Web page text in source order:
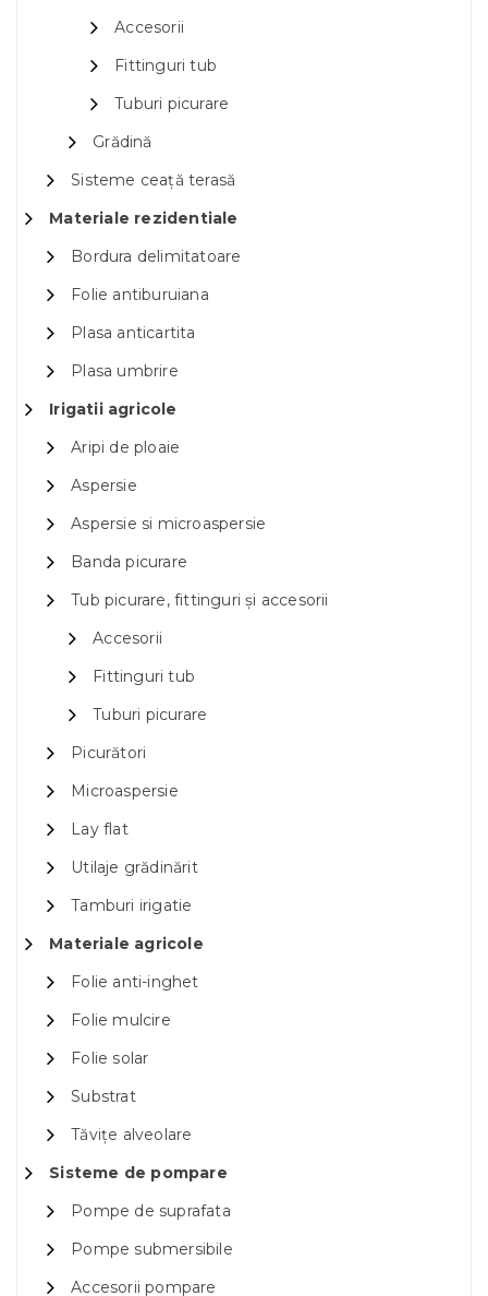
Accesorii
Fittinguri tub
Tuburi picurare
Grădină
Sisteme ceață terasă
Materiale rezidentiale
Bordura delimitatoare
Folie antiburuiana
Plasa anticartita
Plasa umbrire
Irigatii agricole
Aripi de ploaie
Aspersie
Aspersie si microaspersie
Banda picurare
Tub picurare, fittinguri și accesorii
Accesorii
Fittinguri tub
Tuburi picurare
Picurători
Microaspersie
Lay flat
Utilaje grădinărit
Tamburi irigatie
Materiale agricole
Folie anti-inghet
Folie mulcire
Folie solar
Substrat
Tăvițe alveolare
Sisteme de pompare
Pompe de suprafata
Pompe submersibile
Accesorii pompare